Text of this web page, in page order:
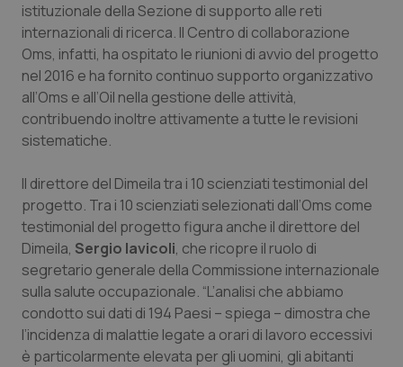
Umbria
Valle D’Aosta
Veneto
Oftalmologia
Oncodermatologia
Oncoematologia
Psoriasi & pelle
Quotidiano Cardiologia
Quotidiano Chirurgia
Quotidiano Oncologia
istituzionale della Sezione di supporto alle reti
internazionali di ricerca. Il Centro di collaborazione
Oms, infatti, ha ospitato le riunioni di avvio del progetto
nel 2016 e ha fornito continuo supporto organizzativo
all’Oms e all’Oil nella gestione delle attività,
contribuendo inoltre attivamente a tutte le revisioni
sistematiche.
Il direttore del Dimeila tra i 10 scienziati testimonial del
progetto. Tra i 10 scienziati selezionati dall’Oms come
testimonial del progetto figura anche il direttore del
Dimeila, Sergio Iavicoli, che ricopre il ruolo di
segretario generale della Commissione internazionale
sulla salute occupazionale. “L’analisi che abbiamo
condotto sui dati di 194 Paesi – spiega – dimostra che
l’incidenza di malattie legate a orari di lavoro eccessivi
è particolarmente elevata per gli uomini, gli abitanti